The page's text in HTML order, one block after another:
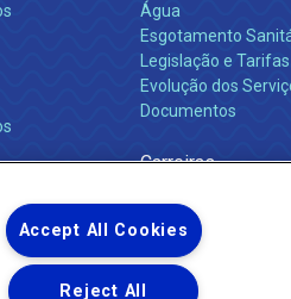
Água
Esgotamento
Legislação e Tarifas
Evolução dos
Documentos
Carreiras
Accept All Cookies
Reject All